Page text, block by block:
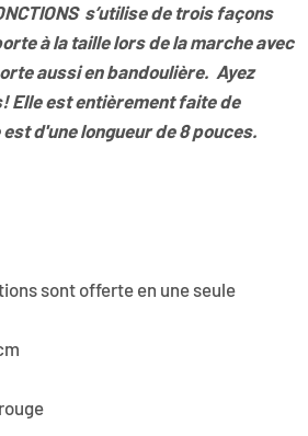
s’utilise de trois façons
à la taille lors de la marche avec
aussi en bandoulière. Ayez
Elle est entièrement faite de
d'une longueur de 8 pouces.
sont offerte en une seule